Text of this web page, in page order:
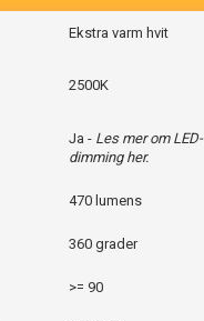
Ekstra varm hvit
2500K
Ja - Les mer om LED-
dimming her.
470 lumens
360 grader
>= 90